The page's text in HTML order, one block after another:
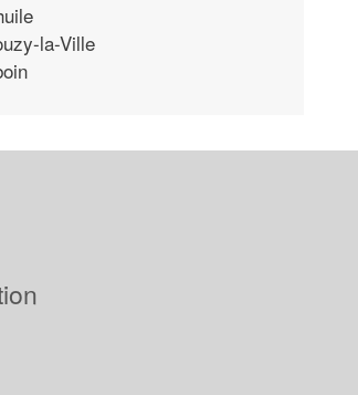
la-Ville